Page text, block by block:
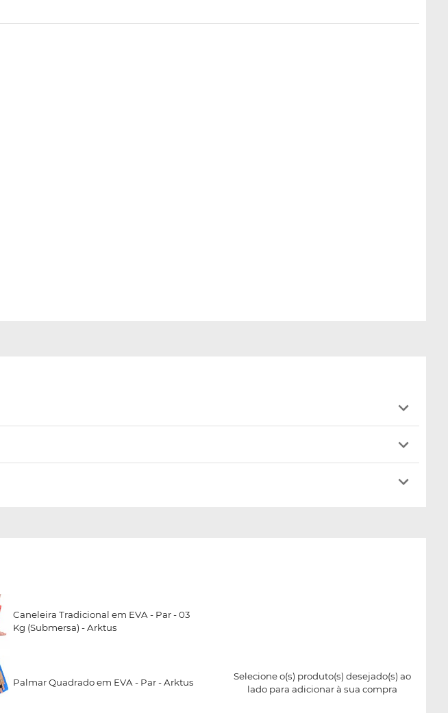
Caneleira Tradicional em EVA - Par - 03
Kg (Submersa) - Arktus
Palmar Quadrado em EVA - Par - Arktus
Selecione o(s) produto(s) desejado(s) ao
lado para adicionar à sua compra